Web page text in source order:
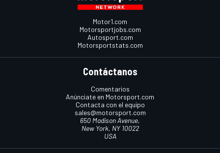
Motor1.com
Motorsportjobs.com
Autosport.com
Motorsportstats.com
Contáctanos
Comentarios
Anúnciate en Motorsport.com
Contacta con el equipo
sales@motorsport.com
650 Madison Avenue,
New York, NY 10022
USA